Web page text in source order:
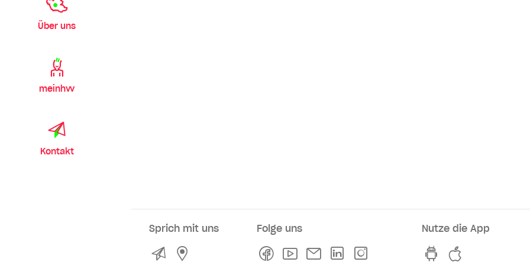
Über uns
meinhvv
Kontakt
Sprich mit uns
KontaktService- und Verkaufsstellen
Folge uns
FacebookYoutubeNewsletterLinkedln
Nutze die App
hvv switch App